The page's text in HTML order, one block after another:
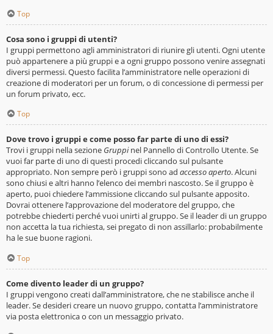
Top
Cosa sono i gruppi di utenti?
I gruppi permettono agli amministratori di riunire gli utenti. Ogni utente
può appartenere a più gruppi e a ogni gruppo possono venire assegnati
diversi permessi. Questo facilita l’amministratore nelle operazioni di
creazione di moderatori per un forum, o di concessione di permessi per
un forum privato, ecc.
Top
Dove trovo i gruppi e come posso far parte di uno di essi?
Trovi i gruppi nella sezione Gruppinel Pannello di Controllo Utente. Se
vuoi far parte di uno di questi procedi cliccando sul pulsante
appropriato. Non sempre però i gruppi sono ad accesso aperto. Alcuni
sono chiusi e altri hanno l’elenco dei membri nascosto. Se il gruppo è
aperto, puoi chiedere l’ammissione cliccando sul pulsante apposito.
Dovrai ottenere l’approvazione del moderatore del gruppo, che
potrebbe chiederti perché vuoi unirti al gruppo. Se il leader di un gruppo
non accetta la tua richiesta, sei pregato di non assillarlo: probabilmente
ha le sue buone ragioni.
Top
Come divento leader di un gruppo?
I gruppi vengono creati dall’amministratore, che ne stabilisce anche il
leader. Se desideri creare un nuovo gruppo, contatta l’amministratore
via posta elettronica o con un messaggio privato.